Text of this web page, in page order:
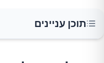
תוכן עניינים